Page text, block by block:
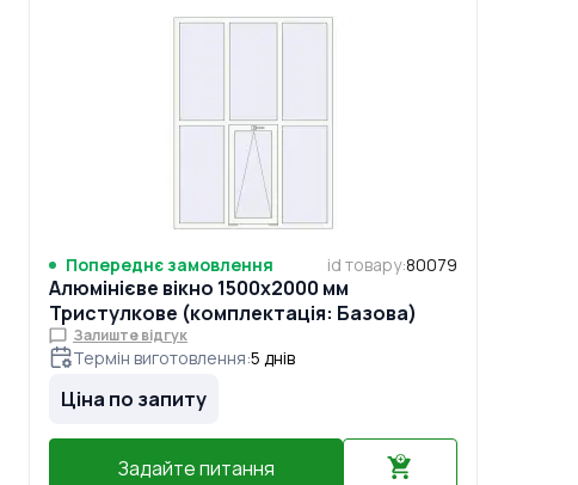
Попереднє замовлення id товару:80079
Алюмінієве вікно 1500x2000 мм
Тристулкове (комплектація: Базова)
Залиште відгук
Термін виготовлення:5 днів
Ціна по запиту
Задайте питання